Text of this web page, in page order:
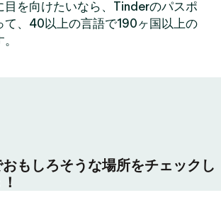
目を向けたいなら、Tinderのパスポ
て、40以上の言語で190ヶ国以上の
もしろそうな場所をチェックし